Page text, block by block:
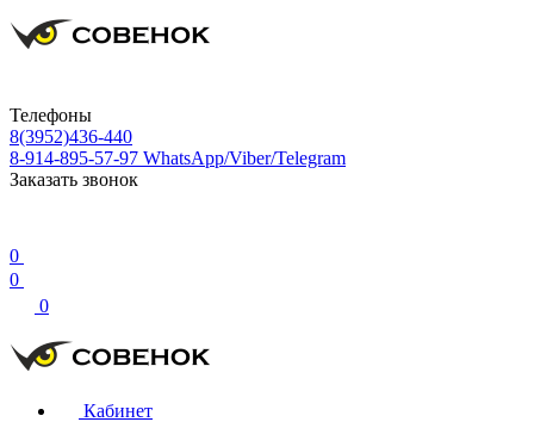
Телефоны
8(3952)436-440
8-914-895-57-97 WhatsApp/Viber/Telegram
Заказать звонок
0
0
0
Кабинет